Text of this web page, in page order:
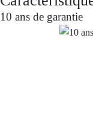
industrielles.
10 ans de garantie